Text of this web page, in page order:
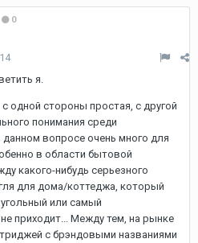
0
я.
одной стороны простая, с другой
понимания среди
вопросе очень много для
в области бытовой
какого-нибудь серьезного
для дома/коттеджа, который
или самый
приходит... Между тем, на рынке
с брэндовыми названиями